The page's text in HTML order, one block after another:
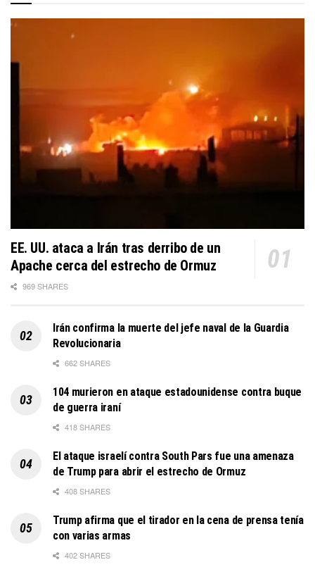
EE. UU. ataca a Irán tras derribo de un
Apache cerca del estrecho de Ormuz
969 SHARES
Irán confirma la muerte del jefe naval de la Guardia
Revolucionaria
662 SHARES
104 murieron en ataque estadounidense contra buque
de guerra iraní
418 SHARES
El ataque israelí contra South Pars fue una amenaza
de Trump para abrir el estrecho de Ormuz
408 SHARES
Trump afirma que el tirador en la cena de prensa tenía
con varias armas
402 SHARES